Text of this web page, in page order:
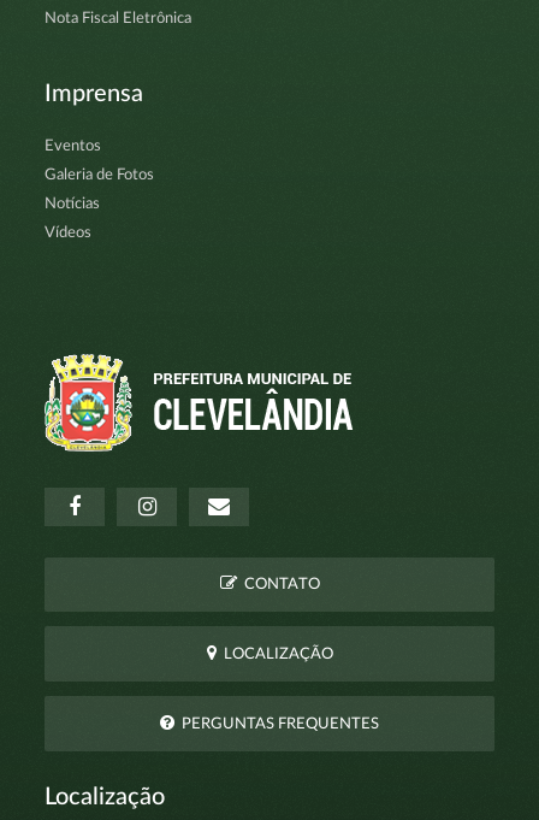
Nota Fiscal Eletrônica
Imprensa
Eventos
Galeria de Fotos
Notícias
Vídeos
CONTATO
LOCALIZAÇÃO
PERGUNTAS FREQUENTES
Localização